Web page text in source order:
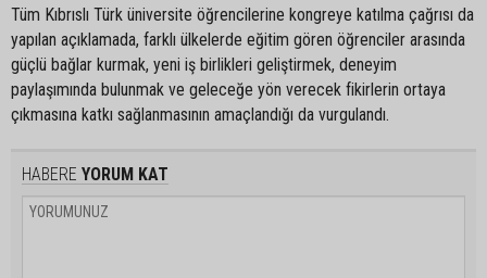
Tüm Kıbrıslı Türk üniversite öğrencilerine kongreye katılma çağrısı da
yapılan açıklamada, farklı ülkelerde eğitim gören öğrenciler arasında
güçlü bağlar kurmak, yeni iş birlikleri geliştirmek, deneyim
paylaşımında bulunmak ve geleceğe yön verecek fikirlerin ortaya
çıkmasına katkı sağlanmasının amaçlandığı da vurgulandı.
HABERE YORUM KAT